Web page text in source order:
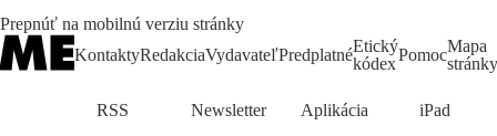
Prepnúť na mobilnú verziu stránky
KontaktyRedakciaVydavateľPredplatnéEtický
kódexPomocMapa
stránky
RSS Newsletter Aplikácia iPad